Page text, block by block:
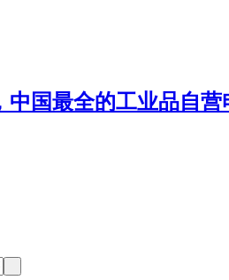
中国最全的工业品自